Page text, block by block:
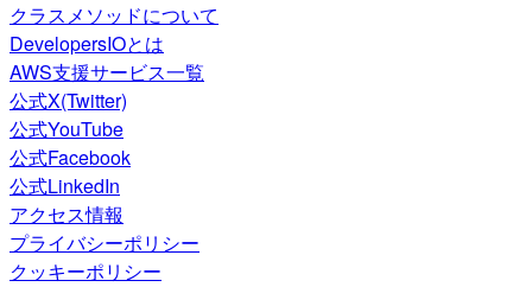
クラスメソッドについて
DevelopersIOとは
AWS支援サービス一覧
公式X(Twitter)
公式YouTube
公式Facebook
公式LinkedIn
アクセス情報
プライバシーポリシー
クッキーポリシー